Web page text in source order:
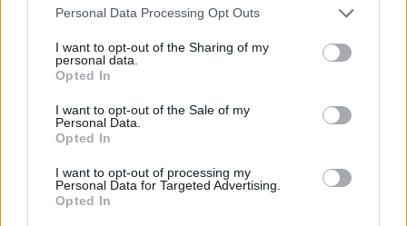
Please note that this website/app uses one or more Google
not limited to your visit or usage behaviour. You may click to
grant or deny consent to Google and its third-party tags to
use your data for below specified purposes in below Google
consent section.
Personal Data Processing Opt Outs
I want to opt-out of the Sharing of my
personal data.
Opted In
I want to opt-out of the Sale of my
Personal Data.
Opted In
I want to opt-out of processing my
Personal Data for Targeted Advertising.
Opted In
F
a
ce
b
o
o
k
T
w
it
te
r
Pi
n
re
W
h
s
p
p
S
h
re
Prossimo articolo
NOTIZIE RECENTI